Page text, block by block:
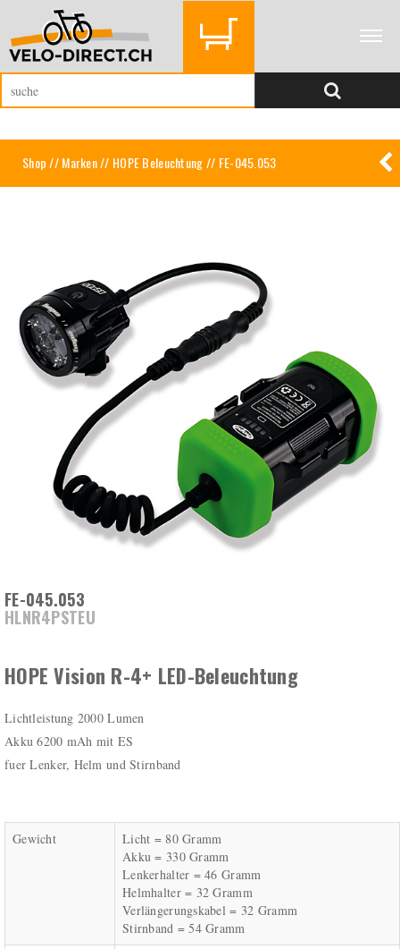
Shop//Marken// HOPE Beleuchtung// FE-045.053
FE-045.053
HLNR4PSTEU
HOPE Vision R-4+ LED-Beleuchtung
Lichtleistung 2000 Lumen
Akku 6200 mAh mit ES
fuer Lenker, Helm und Stirnband
Gewicht
Licht = 80 Gramm
Akku = 330 Gramm
Lenkerhalter = 46 Gramm
Helmhalter = 32 Gramm
Verlängerungskabel = 32 Gramm
Stirnband = 54 Gramm